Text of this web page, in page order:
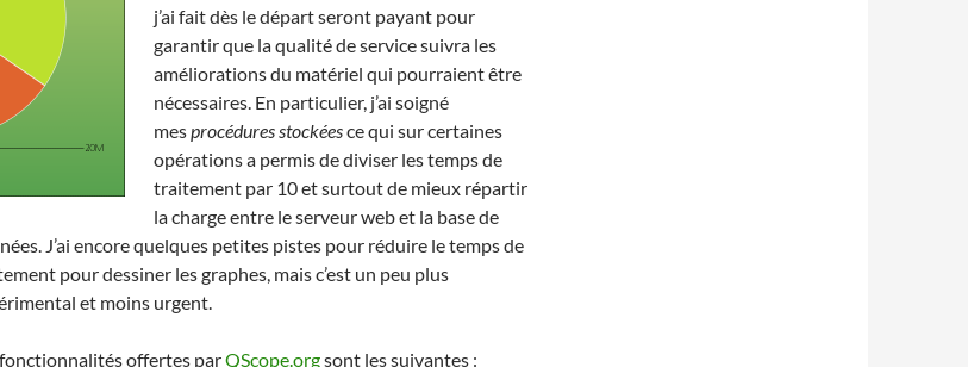
j’ai fait dès le départ seront payant pour
garantir que la qualité de service suivra les
améliorations du matériel qui pourraient être
nécessaires. En particulier, j’ai soigné
mesprocédures stockéesce qui sur certaines
opérations a permis de diviser les temps de
traitement par 10 et surtout de mieux répartir
la charge entre le serveur web et la base de
J’ai encore quelques petites pistes pour réduire le temps de
pour dessiner les graphes, mais c’est un peu plus
et moins urgent.
offertes parQScope.orgsont les suivantes :